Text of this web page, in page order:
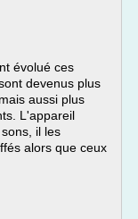
évolué ces
devenus plus
aussi plus
L'appareil
il les
alors que ceux